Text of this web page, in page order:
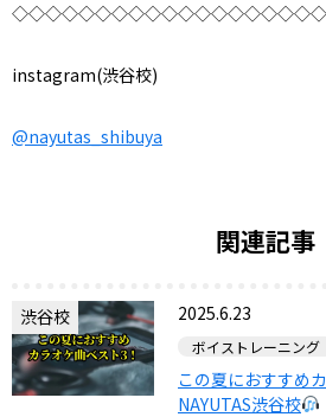
instagram(渋谷校)
@nayutas_shibuya
関連記事
渋谷校 2025.6.23
ボイストレーニング
この夏におすすめ
NAYUTAS渋谷校